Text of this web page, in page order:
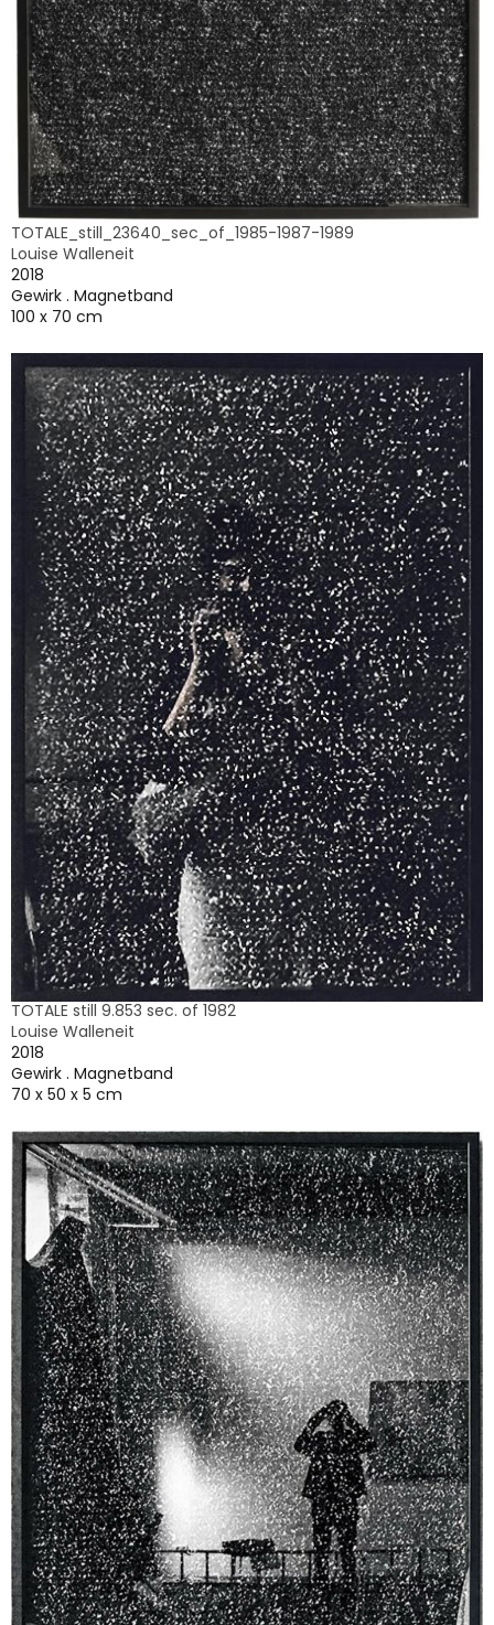
TOTALE_still_23640_sec_of_1985-1987-1989
Louise Walleneit
2018
Gewirk . Magnetband
100 x 70 cm
TOTALE still 9.853 sec. of 1982
Louise Walleneit
2018
Gewirk . Magnetband
70 x 50 x 5 cm